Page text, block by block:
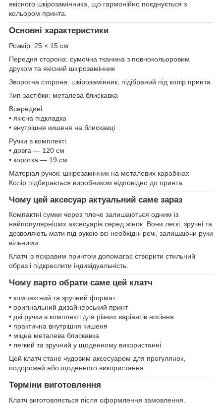
якісного шкірозамінника, що гармонійно поєднується з
кольором принта.
Основні характеристики
Розмір: 25 × 15 см
Передня сторона: сумочна тканина з повнокольоровим
друком та якісний шкірозамінник
Зворотна сторона: шкірозамінник, підібраний під колір принта
Тип застібки: металева блискавка
Всередині:
• якісна підкладка
• внутрішня кишеня на блискавці
Ручки в комплекті:
• довга — 120 см
• коротка — 19 см
Матеріал ручок: шкірозамінник на металевих карабінах
Колір підбирається виробником відповідно до принта.
Чому цей аксесуар актуальний саме зараз
Компактні сумки через плече залишаються одним із
найпопулярніших аксесуарів серед жінок. Вони легкі, зручні та
дозволяють мати під рукою всі необхідні речі, залишаючи руки
вільними.
Клатч із яскравим принтом допомагає створити стильний
образ і підкреслити індивідуальність.
Чому варто обрати саме цей клатч
• компактний та зручний формат
• оригінальний дизайнерський принт
• дві ручки в комплекті для різних варіантів носіння
• практична внутрішня кишеня
• міцна металева блискавка
• легкий та зручний у щоденному використанні
Цей клатч стане чудовим аксесуаром для прогулянок,
подорожей або щоденного використання.
Терміни виготовлення
Клатч виготовляється після оформлення замовлення.